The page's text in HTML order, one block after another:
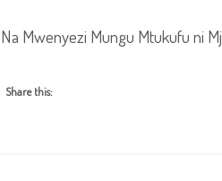
Na Mwenyezi Mungu Mtukufu ni
Share this: